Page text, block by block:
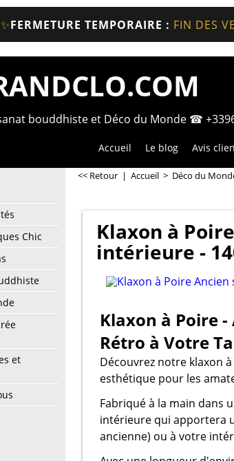
✨FERMETURE TEMPORAIRE : FIN DES
bouddhiste et Déco du Monde ☎
Accueil Le blog Avis
Chic
et
<< Retour | Accueil > Déco du
Klaxon à
intérieure -
Klaxon à Poire
Rétro à Votre
Découvrez notre klaxon
esthétique pour les
Fabriqué à la main dans
intérieure qui apportera
ancienne) ou à votre